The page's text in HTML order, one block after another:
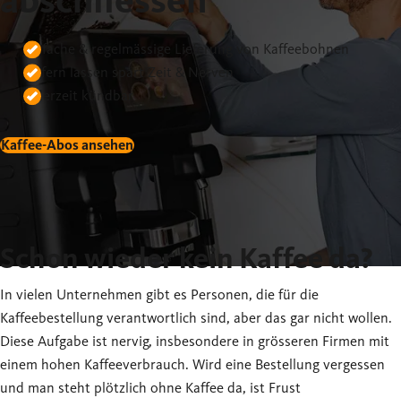
Einfache & regelmässige Lieferung von Kaffeebohnen
Liefern lassen spart Zeit & Nerven
Jederzeit kündbar
Kaffee-Abos ansehen
Schon wieder kein Kaffee da?
In vielen Unternehmen gibt es Personen, die für die
Kaffeebestellung verantwortlich sind, aber das gar nicht wollen.
Diese Aufgabe ist nervig, insbesondere in grösseren Firmen mit
einem hohen Kaffeeverbrauch. Wird eine Bestellung vergessen
und man steht plötzlich ohne Kaffee da, ist Frust